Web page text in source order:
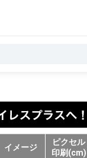
イメージ
ピクセル
印刷(cm)